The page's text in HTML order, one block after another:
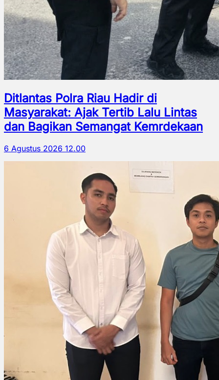
Ditlantas Polra Riau Hadir di
Masyarakat: Ajak Tertib Lalu Lintas
dan Bagikan Semangat Kemrdekaan
6 Agustus 2026 12.00